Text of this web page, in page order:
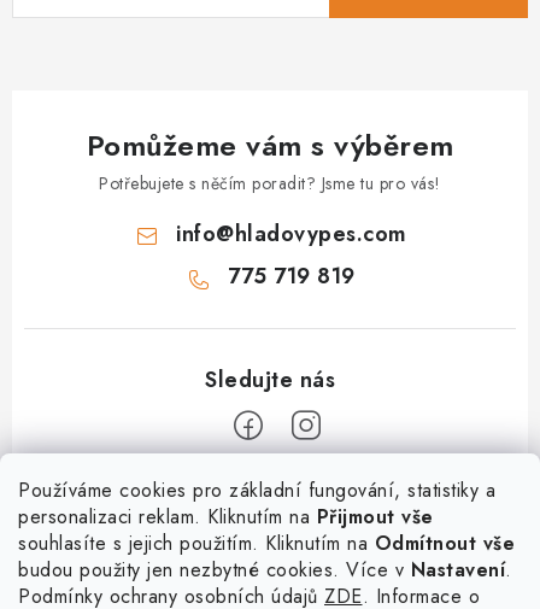
Používáme cookies pro základní fungování, statistiky a
personalizaci reklam. Kliknutím na Přijmout vše
souhlasíte s jejich použitím. Kliknutím na Odmítnout vše
budou použity jen nezbytné cookies. Více v Nastavení.
Podmínky ochrany osobních údajů ZDE. Informace o
Pomůžeme vám s výběrem
Potřebujete s něčím poradit? Jsme tu pro vás!
info@hladovypes.com
775 719 819
Informace
O nás